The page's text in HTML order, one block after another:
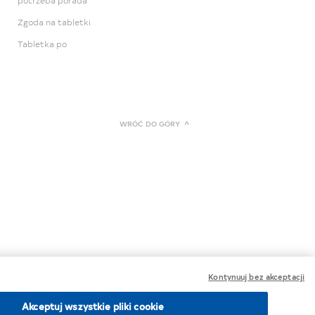
Zgoda na tabletki
Tabletka po
WRÓĆ DO GÓRY
Akceptuj wszystkie pliki cookie
Kontynuuj bez akceptacji